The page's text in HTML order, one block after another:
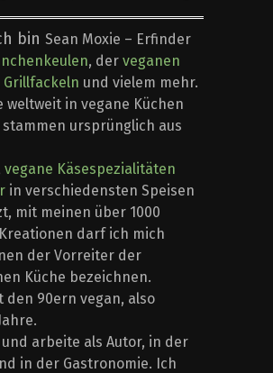
bin Sean Moxie – Erfinder
, der veganen
Grillfackeln und vielem mehr.
weltweit in vegane Küchen
ursprünglich aus
vegane Käsespezialitäten
in verschiedensten Speisen
mit meinen über 1000
darf ich mich
der Vorreiter der
Küche bezeichnen.
den 90ern vegan, also
arbeite als Autor, in der
in der Gastronomie. Ich